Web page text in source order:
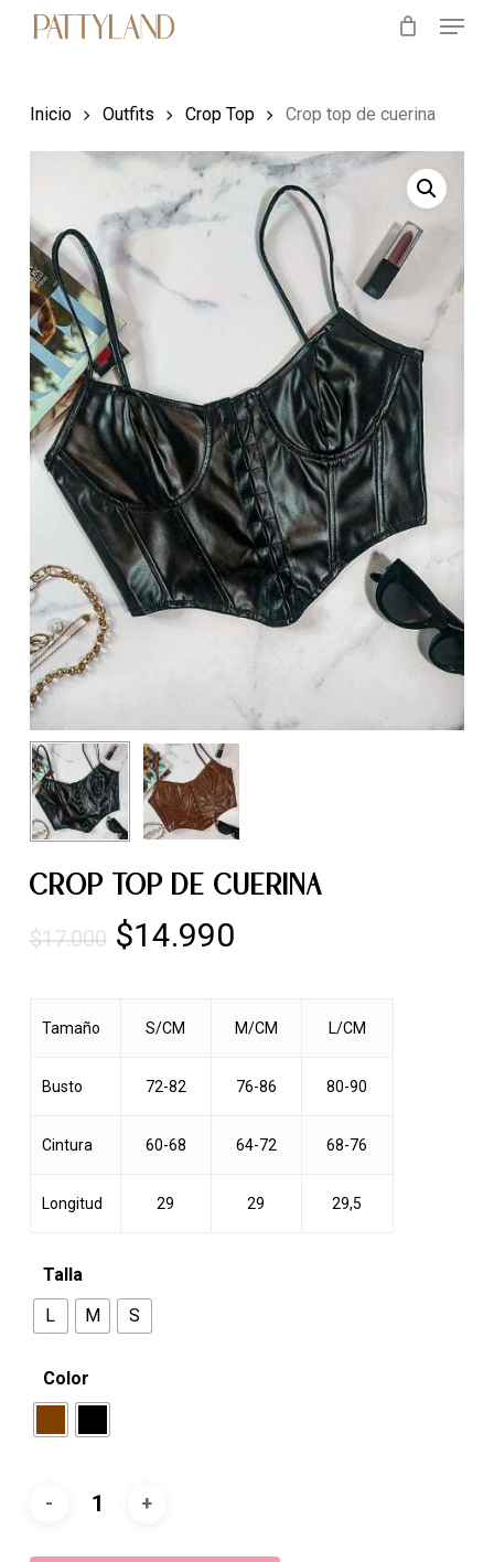
content
Menu
Inicio Outfits Crop Top Crop top de cuerina
CROP TOP DE CUERINA
$17.000 El
era:
$14.990El
es:
Tamaño S/CM M/CM L/CM
Busto 72-82 76-86 80-90
Cintura 60-68 64-72 68-76
Longitud 29 29 29,5
Talla
L
M S
Color